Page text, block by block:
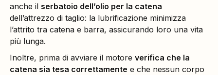
anche il serbatoio dell’olio per la catena
dell’attrezzo di taglio: la lubrificazione minimizza
l’attrito tra catena e barra, assicurando loro una vita
più lunga.
Inoltre, prima di avviare il motore verifica che la
catena sia tesa correttamente e che nessun corpo